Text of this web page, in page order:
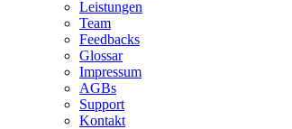
Leistungen
Team
Feedbacks
Glossar
Impressum
AGBs
Support
Kontakt